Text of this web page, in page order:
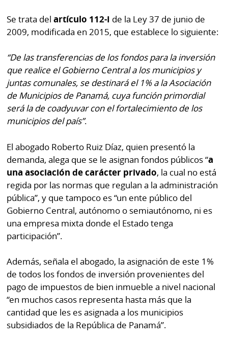
Kiosko
digital
Notas
al
lector
prácticas
OTROS
SITIOS
por
Metro
Tienda
Panamá
Tus
Tiquetes
Cero
KM
Corprensa
Diario
Ellas
Club
La
Prensa
Fácil
Hoy
por
Hoy
⌾
Sábado
⌾
Tal
Cual
⌾
Se trata delartículo 112-I de la Ley 37 de junio de
2009, modificada en 2015, que establece lo siguiente:
“De las transferencias de los fondos para la inversión
que realice el Gobierno Central a los municipios y
juntas comunales, se destinará el 1% a la Asociación
de Municipios de Panamá, cuya función primordial
será la de coadyuvar con el fortalecimiento de los
municipios del país”.
El abogado Roberto Ruiz Díaz, quien presentó la
demanda, alega que se le asignan fondos públicos “a
una asociación de carácter privado, la cual no está
regida por las normas que regulan a la administración
pública”, y que tampoco es “un ente público del
Gobierno Central, autónomo o semiautónomo, ni es
una empresa mixta donde el Estado tenga
participación”.
Además, señala el abogado, la asignación de este 1%
de todos los fondos de inversión provenientes del
pago de impuestos de bien inmueble a nivel nacional
“en muchos casos representa hasta más que la
cantidad que les es asignada a los municipios
subsidiados de la República de Panamá”.